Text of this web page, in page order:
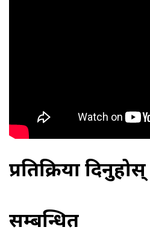
प्रतिक्रिया दिनुहोस्
सम्बन्धित